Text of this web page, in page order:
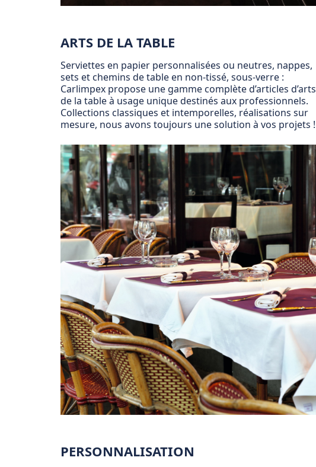
ARTS DE LA TABLE
Serviettes en papier personnalisées ou neutres, nappes,
sets et chemins de table en non-tissé, sous-verre :
Carlimpex propose une gamme complète d’articles d’arts
de la table à usage unique destinés aux professionnels.
Collections classiques et intemporelles, réalisations sur
mesure, nous avons toujours une solution à vos projets !
PERSONNALISATION